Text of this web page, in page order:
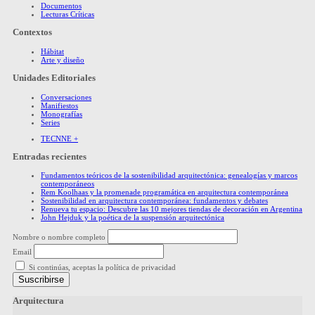
Documentos
Lecturas Críticas
Contextos
Hábitat
Arte y diseño
Unidades Editoriales
Conversaciones
Manifiestos
Monografías
Series
TECNNE +
Entradas recientes
Fundamentos teóricos de la sostenibilidad arquitectónica: genealogías y marcos
contemporáneos
Rem Koolhaas y la promenade programática en arquitectura contemporánea
Sostenibilidad en arquitectura contemporánea: fundamentos y debates
Renueva tu espacio: Descubre las 10 mejores tiendas de decoración en Argentina
John Hejduk y la poética de la suspensión arquitectónica
Nombre o nombre completo
Email
Si continúas, aceptas la política de privacidad
Arquitectura